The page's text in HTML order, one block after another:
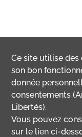
Ce site utilise des
son bon
donnée
consentements
Libertés).
Vous pouvez
sur le lien ci-